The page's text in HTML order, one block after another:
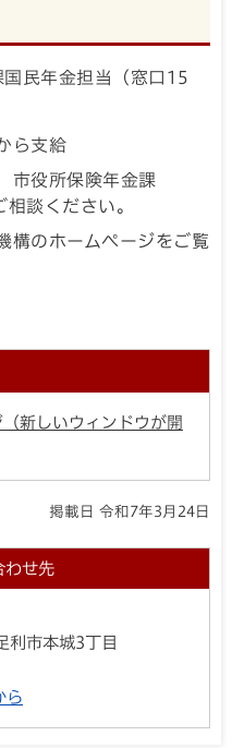
民年金担当（窓口15
ら支給
市役所保険年金課
談ください。
構のホームページをご覧
新しいウィンドウが開
掲載日 令和7年3月24日
わせ先
利市本城3丁目
ら